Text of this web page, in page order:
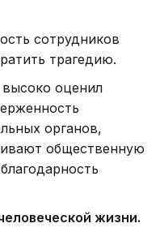
сотрудников
трагедию.
оценил
органов,
общественную
жизни.